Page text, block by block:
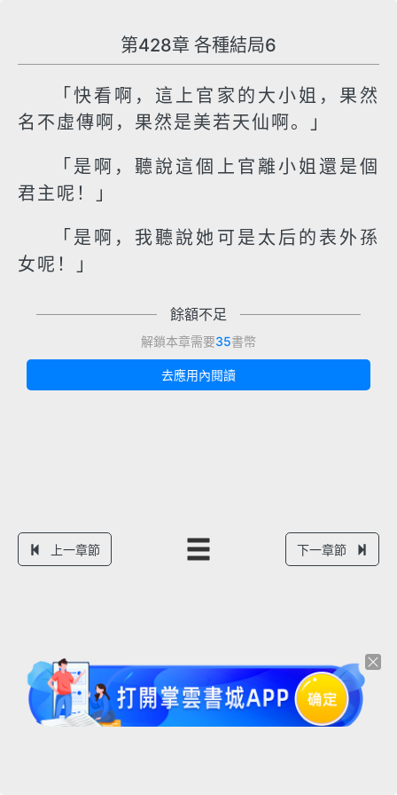
第428章 各種結局6
「快看啊，這上官家的大小姐，果然
名不虛傳啊，果然是美若天仙啊。」
「是啊，聽說這個上官離小姐還是個
君主呢！」
「是啊，我聽說她可是太后的表外孫
女呢！」
餘額不足
解鎖本章需要35書幣
去應用內閱讀
上一章節 下一章節